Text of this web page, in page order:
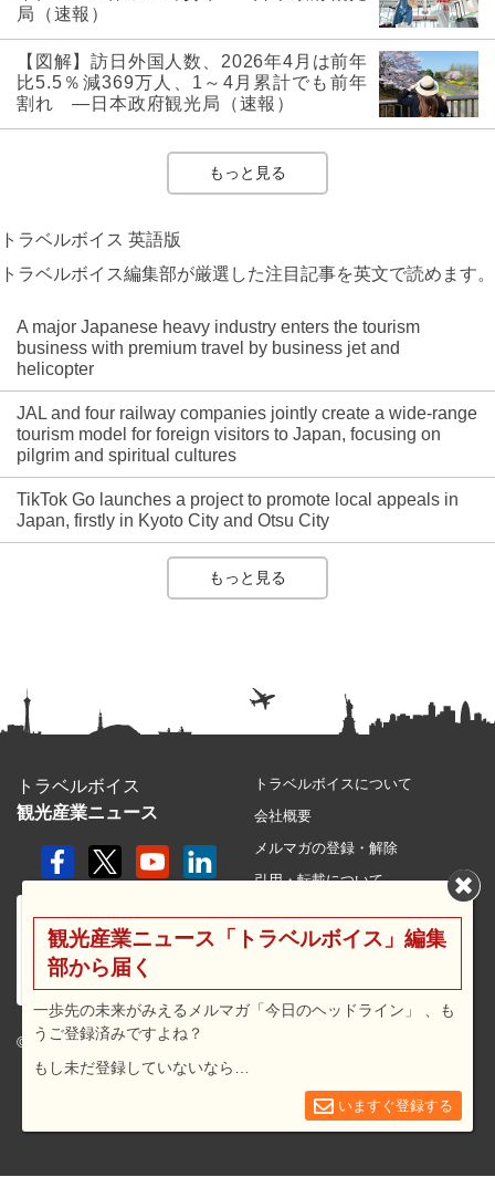
局（速報）
【図解】訪日外国人数、2026年4月は前年
比5.5％減369万人、1～4月累計でも前年
割れ ―日本政府観光局（速報）
もっと見る
トラベルボイス 英語版
トラベルボイス編集部が厳選した注目記事を英文で読めます。
A major Japanese heavy industry enters the tourism
business with premium travel by business jet and
helicopter
JAL and four railway companies jointly create a wide-range
tourism model for foreign visitors to Japan, focusing on
pilgrim and spiritual cultures
TikTok Go launches a project to promote local appeals in
Japan, firstly in Kyoto City and Otsu City
もっと見る
トラベルボイス
観光産業ニュース
© 2026 travel voice.
トラベルボイスについて
会社概要
メルマガの登録・解除
引用・転載について
利用規約
広告メニュー・料金
観光産業ニュース「トラベルボイス」編集
部から届く
一歩先の未来がみえるメルマガ「今日のヘッドライン」 、も
うご登録済みですよね？
もし未だ登録していないなら…
いますぐ登録する